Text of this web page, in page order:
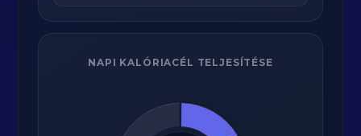
NAPI KALÓRIACÉL TELJESÍTÉSE